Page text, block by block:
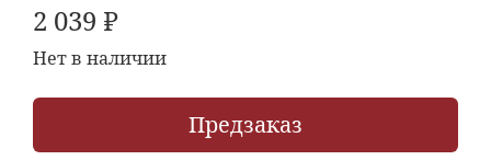
2 039 ₽
Нет в наличии
Предзаказ